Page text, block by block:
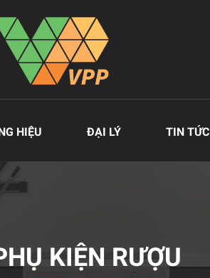
HIỆU ĐẠI LÝ TIN TỨC
KIỆN RƯỢU